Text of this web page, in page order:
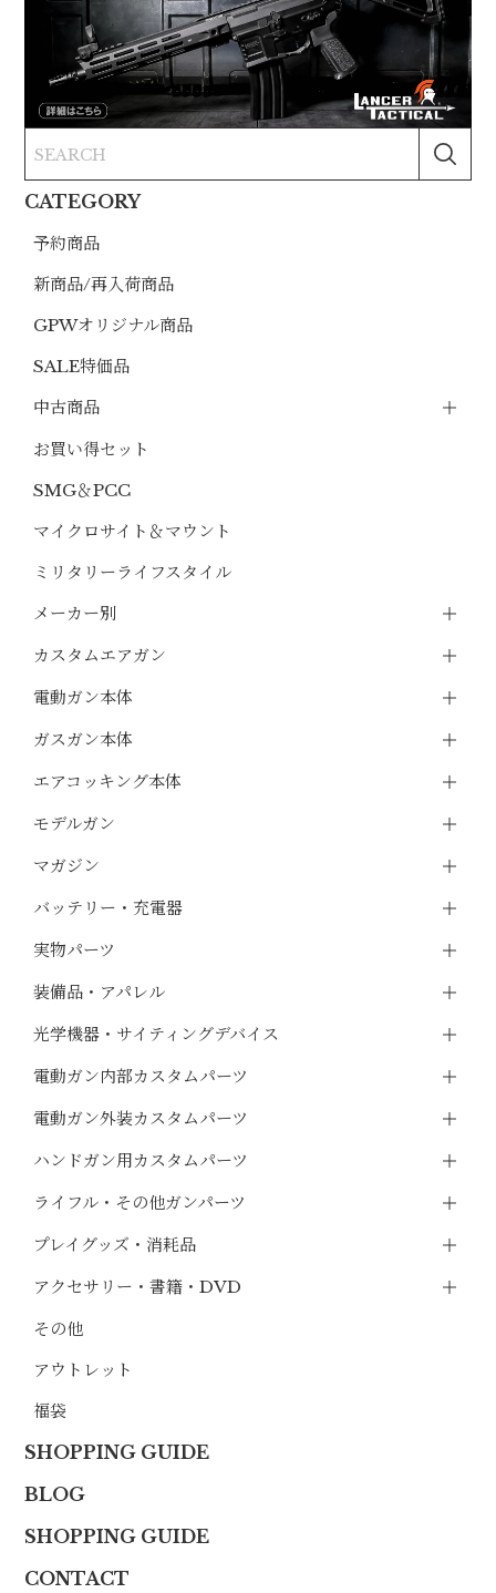
CATEGORY
予約商品
新商品/再入荷商品
GPWオリジナル商品
SALE特価品
中古商品
お買い得セット
SMG＆PCC
マイクロサイト＆マウント
ミリタリーライフスタイル
メーカー別
カスタムエアガン
電動ガン本体
ガスガン本体
エアコッキング本体
モデルガン
マガジン
バッテリー・充電器
実物パーツ
装備品・アパレル
光学機器・サイティングデバイス
電動ガン内部カスタムパーツ
電動ガン外装カスタムパーツ
ハンドガン用カスタムパーツ
ライフル・その他ガンパーツ
プレイグッズ・消耗品
アクセサリー・書籍・DVD
その他
アウトレット
福袋
SHOPPING GUIDE
BLOG
SHOPPING GUIDE
CONTACT